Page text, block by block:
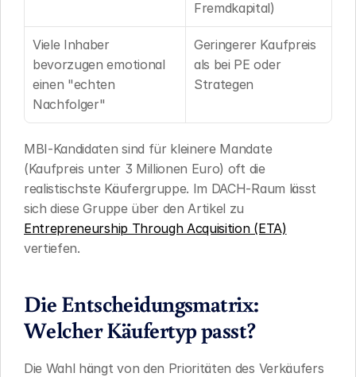
Fremdkapital)
Viele Inhaber
bevorzugen emotional
einen "echten
Nachfolger"
Geringerer Kaufpreis
als bei PE oder
Strategen
MBI-Kandidaten sind für kleinere Mandate
(Kaufpreis unter 3 Millionen Euro) oft die
realistischste Käufergruppe. Im DACH-Raum lässt
Entrepreneurship Through Acquisition (ETA)
vertiefen.
Die Entscheidungsmatrix:
Welcher Käufertyp passt?
Die Wahl hängt von den Prioritäten des Verkäufers